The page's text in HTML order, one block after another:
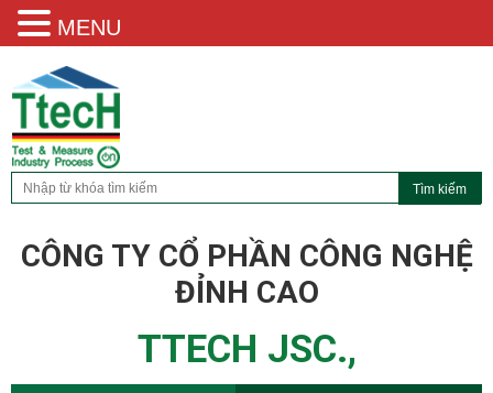
CÔNG TY CỔ PHẦN CÔNG NGHỆ
ĐỈNH CAO
TTECH JSC.,
MENU